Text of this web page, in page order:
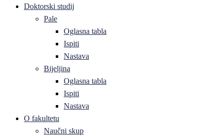
Doktorski studij
Pale
Oglasna tabla
Ispiti
Nastava
Bijeljina
Oglasna tabla
Ispiti
Nastava
O fakultetu
Naučni skup